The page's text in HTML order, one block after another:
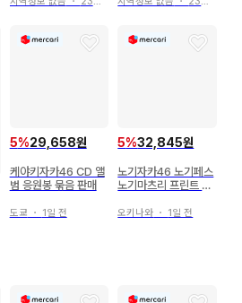
5%29,658원
케야키자카46 CD 앨
범 응원봉 묶음 판매
도쿄 ・ 1일 전
5%32,845원
노기자카46 노기페스
노기마츠리 프린트 카
오키나와 ・ 1일 전